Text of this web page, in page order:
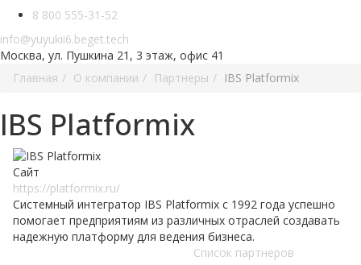
8 800 555-31-52
info@yuyukii6.beget.tech
Москва, ул. Пушкина 21, 3 этаж, офис 41
Главная
О компании Партнеры IBS Platformix
IBS Platformix
Сайт
https://platformix.ru/
Системный интегратор IBS Platformix с 1992 года успешно
помогает предприятиям из различных отраслей создавать
надежную платформу для ведения бизнеса.
Список партнеров